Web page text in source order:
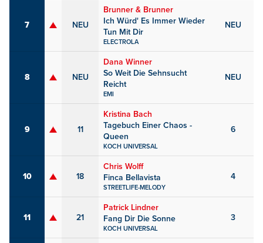
7 NEU
Brunner & Brunner
Ich Würd' Es Immer Wieder
Tun Mit Dir
ELECTROLA
NEU
8 NEU
Dana Winner
So Weit Die Sehnsucht
Reicht
EMI
NEU
9 11
Kristina Bach
Tagebuch Einer Chaos -
Queen
KOCH UNIVERSAL
6
10 18
Chris Wolff
Finca Bellavista
STREETLIFE-MELODY
4
11 21
Patrick Lindner
Fang Dir Die Sonne
KOCH UNIVERSAL
3